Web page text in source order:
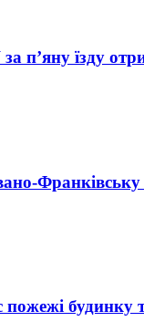
п’яну їзду
будинку